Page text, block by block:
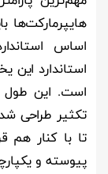
هایپرمارکت‌ها
اساس
است. این طول
تکثیر طراحی
تا با کنار هم
پیوسته و